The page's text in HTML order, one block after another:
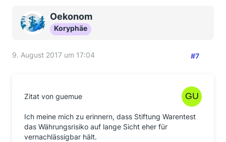
Oekonom
Koryphäe
9. August 2017 um 17:04 #7
Zitat von guemue
Ich meine mich zu erinnern, dass Stiftung Warentest
das Währungsrisiko auf lange Sicht eher für
vernachlässigbar hält.